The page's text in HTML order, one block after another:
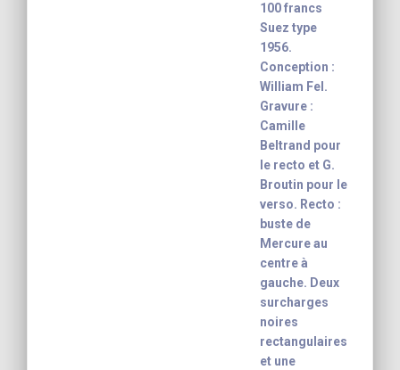
100 francs
Suez type
1956.
Conception :
William Fel.
Gravure :
Camille
Beltrand pour
le recto et G.
Broutin pour le
verso. Recto :
buste de
Mercure au
centre à
gauche. Deux
surcharges
noires
rectangulaires
et une